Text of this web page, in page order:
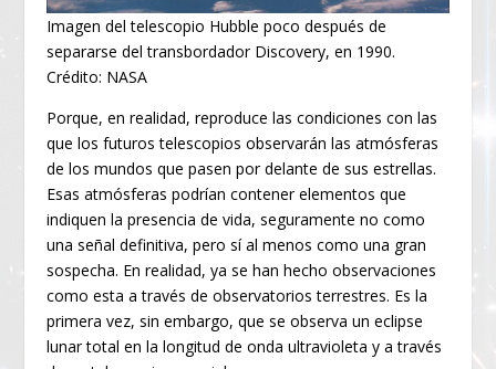
Imagen del telescopio Hubble poco después de
separarse del transbordador Discovery, en 1990.
Crédito: NASA
Porque, en realidad, reproduce las condiciones con las
que los futuros telescopios observarán las atmósferas
de los mundos que pasen por delante de sus estrellas.
Esas atmósferas podrían contener elementos que
indiquen la presencia de vida, seguramente no como
una señal definitiva, pero sí al menos como una gran
sospecha. En realidad, ya se han hecho observaciones
como esta a través de observatorios terrestres. Es la
primera vez, sin embargo, que se observa un eclipse
lunar total en la longitud de onda ultravioleta y a través